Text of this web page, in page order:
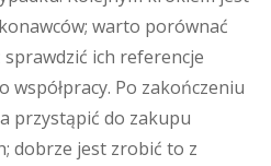
warto porównać
ich referencje
współpracy. Po zakończeniu
przystąpić do zakupu
dobrze jest zrobić to z